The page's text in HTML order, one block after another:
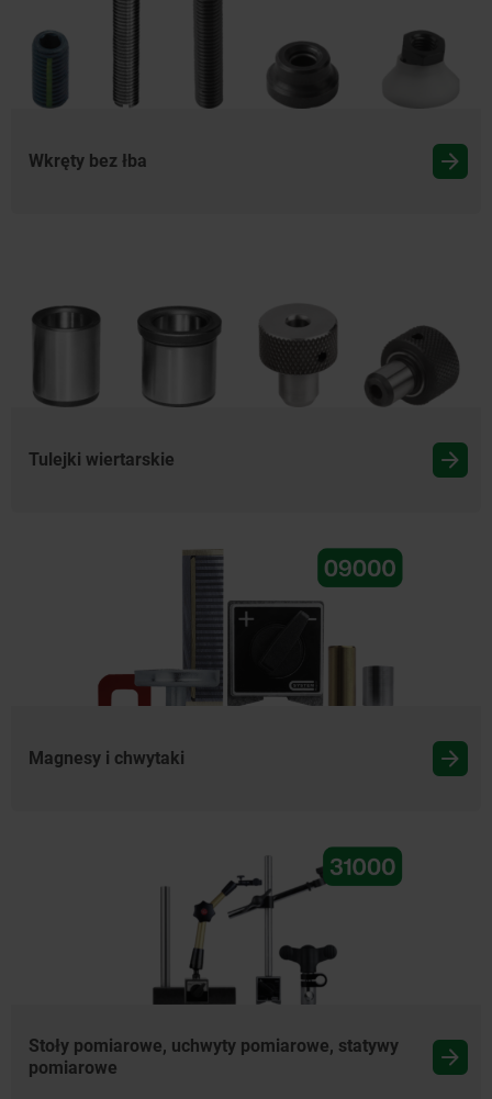
Wkręty bez łba
Tulejki wiertarskie
Magnesy i chwytaki
Stoły pomiarowe, uchwyty pomiarowe, statywy
pomiarowe